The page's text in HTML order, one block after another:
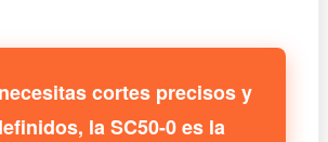
cortes precisos y
la SC50-0 es la